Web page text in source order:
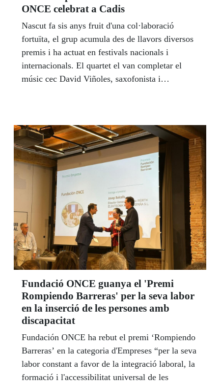
ONCE celebrat a Cadis
Nascut fa sis anys fruit d'una col·laboració
fortuïta, el grup acumula des de llavors diversos
premis i ha actuat en festivals nacionals i
internacionals. El quartet el van completar el
músic cec David Viñoles, saxofonista i
Fundació ONCE guanya el 'Premi
Rompiendo Barreras' per la seva labor
en la inserció de les persones amb
discapacitat
Fundación ONCE ha rebut el premi ‘Rompiendo
Barreras’ en la categoria d'Empreses “per la seva
labor constant a favor de la integració laboral, la
formació i l'accessibilitat universal de les